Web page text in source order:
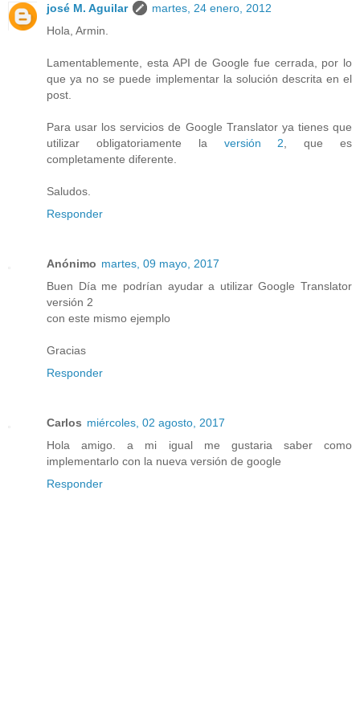
josé M. Aguilar
martes, 24 enero, 2012
Hola, Armin.
Lamentablemente, esta API de Google fue cerrada, por lo
que ya no se puede implementar la solución descrita en el
post.
Para usar los servicios de Google Translator ya tienes que
utilizar obligatoriamente la versión 2 , que es
completamente diferente.
Saludos.
Responder
Anónimo martes, 09 mayo, 2017
Buen Día me podrían ayudar a utilizar Google Translator
versión 2
con este mismo ejemplo
Gracias
Responder
Carlos miércoles, 02 agosto, 2017
Hola amigo. a mi igual me gustaria saber como
implementarlo con la nueva versión de google
Responder